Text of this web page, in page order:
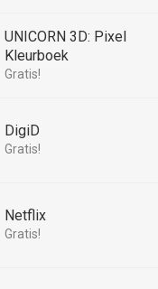
UNICORN 3D: Pixel
Kleurboek
Gratis!
DigiD
Gratis!
Netflix
Gratis!